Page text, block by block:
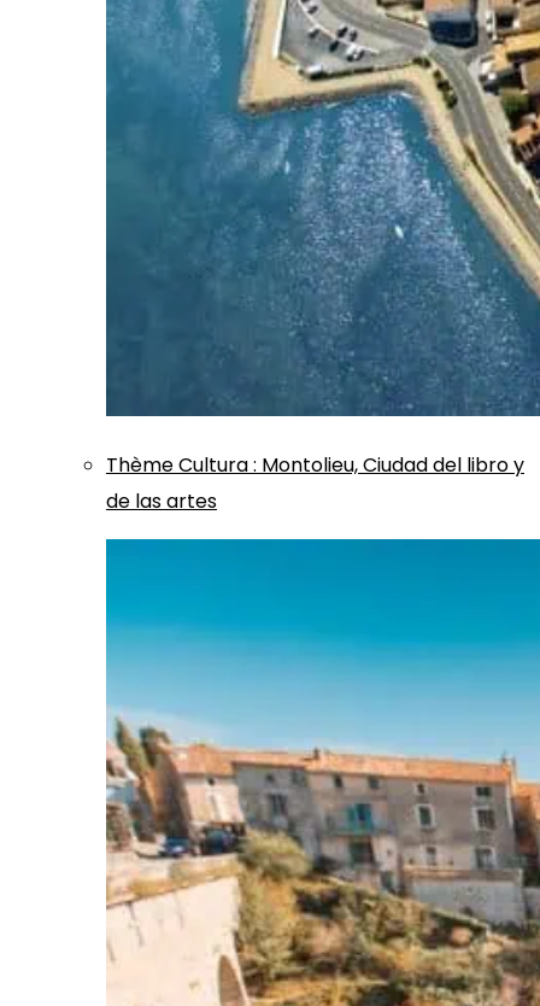
ThèmeCultura: Montolieu, Ciudad del libro y
de las artes